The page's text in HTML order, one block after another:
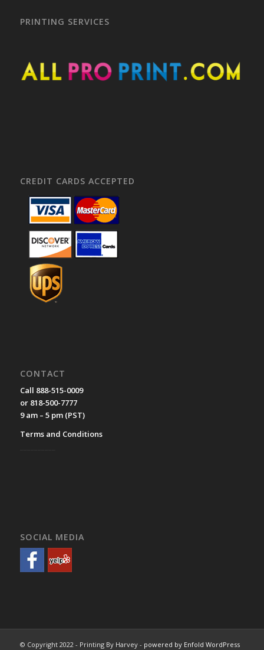
PRINTING SERVICES
CREDIT CARDS ACCEPTED
CONTACT
Call 888-515-0009
or 818-500-7777
9 am – 5 pm (PST)
Terms and Conditions
SOCIAL MEDIA
© Copyright 2022 - Printing By Harvey - powered by Enfold WordPress